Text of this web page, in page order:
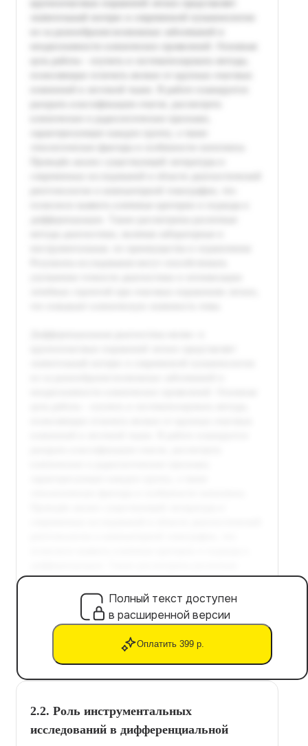
Полный текст доступен
в расширенной версии
Оплатить 399 р.
2.2. Роль инструментальных
исследований в дифференциальной